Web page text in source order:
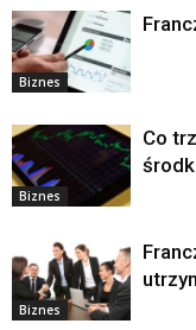
Biznes
Biznes
Co
Biznes